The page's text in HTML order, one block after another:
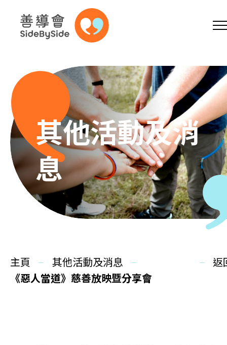
跳到內容（按回車鍵）
A A EN繁 简
主頁
本會服務
慈善活動
其他活動及消
息
主頁
其他活動及消息
《惡人當道》慈善放映暨分享會
返